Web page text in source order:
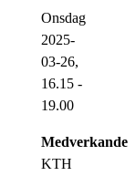
Onsdag
2025-
03-26,
16.15 -
19.00
Medverkande:
KTH